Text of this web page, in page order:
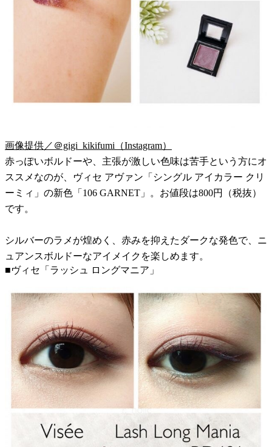
画像提供／＠gigi_kikifumi（Instagram）
赤っぽいボルドーや、主張が激しい色味は苦手という方にオ
ススメなのが、ヴィセ アヴァン「シングル アイカラー クリ
ーミィ」の新色「106 GARNET」。お値段は800円（税抜）
です。
シルバーのラメが煌めく、赤みを抑えたダークな発色で、ニ
ュアンスボルドーなアイメイクを楽しめます。
■ヴィセ「ラッシュ ロングマニア」